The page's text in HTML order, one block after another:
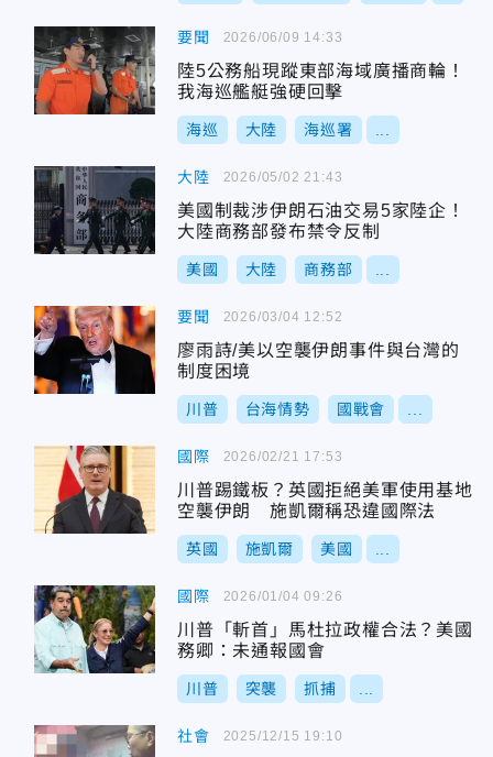
要聞
陸5公務船現蹤東部海域廣播商輪！
我海巡艦艇強硬回擊
海巡 大陸 海巡署
2026/06/09 14:33
大陸
美國制裁涉伊朗石油交易5家陸企！
大陸商務部發布禁令反制
美國 大陸 商務部
2026/05/02 21:43
要聞
廖雨詩/美以空襲伊朗事件與台灣的
制度困境
川普 台海情勢 國戰會
2026/03/04 12:52
國際
川普踢鐵板？英國拒絕美軍使用基地
空襲伊朗 施凱爾稱恐違國際法
英國 施凱爾 美國
2026/02/21 17:53
國際
川普「斬首」馬杜拉政權合法？美國
務卿：未通報國會
川普 突襲 抓捕
2026/01/04 09:26
社會 2025/12/15 19:10